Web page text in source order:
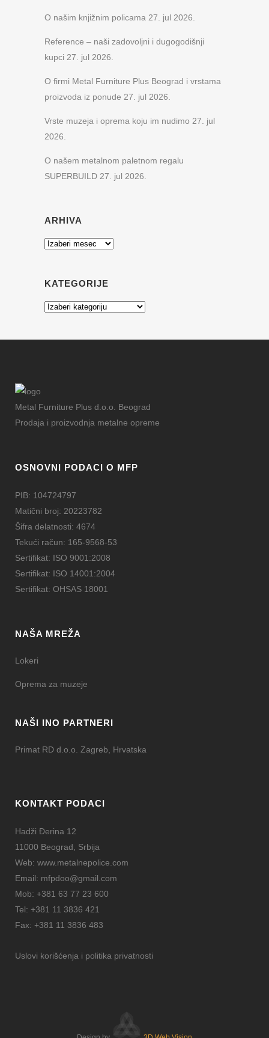
O našim knjižnim policama 27. jul 2026.
Reference – naši zadovoljni i dugogodišnji
kupci 27. jul 2026.
O firmi Metal Furniture Plus Beograd i vrstama
proizvoda iz ponude 27. jul 2026.
Vrste muzeja i oprema koju im nudimo 27. jul
2026.
O našem metalnom paletnom regalu
SUPERBUILD 27. jul 2026.
ARHIVA
Arhiva
KATEGORIJE
Kategorije
Metal Furniture Plus d.o.o. Beograd
Prodaja i proizvodnja metalne opreme
OSNOVNI PODACI O MFP
PIB: 104724797
Matični broj: 20223782
Šifra delatnosti: 4674
Tekući račun: 165-9568-53
Sertifikat: ISO 9001:2008
Sertifikat: ISO 14001:2004
Sertifikat: OHSAS 18001
NAŠA MREŽA
Lokeri
Oprema za muzeje
NAŠI INO PARTNERI
Primat RD d.o.o. Zagreb, Hrvatska
KONTAKT PODACI
Hadži Đerina 12
11000 Beograd, Srbija
Web: www.metalnepolice.com
Email: mfpdoo@gmail.com
Mob: +381 63 77 23 600
Tel: +381 11 3836 421
Fax: +381 11 3836 483
Uslovi korišćenja i politika privatnosti